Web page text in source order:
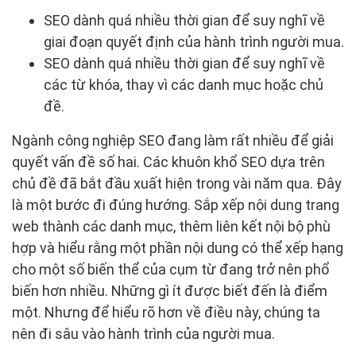
SEO dành quá nhiều thời gian để suy nghĩ về
giai đoạn quyết định của hành trình người mua.
SEO dành quá nhiều thời gian để suy nghĩ về
các từ khóa, thay vì các danh mục hoặc chủ
đề.
Ngành công nghiệp SEO đang làm rất nhiều để giải
quyết vấn đề số hai. Các khuôn khổ SEO dựa trên
chủ đề đã bắt đầu xuất hiện trong vài năm qua. Đây
là một bước đi đúng hướng. Sắp xếp nội dung trang
web thành các danh mục, thêm liên kết nội bộ phù
hợp và hiểu rằng một phần nội dung có thể xếp hạng
cho một số biến thể của cụm từ đang trở nên phổ
biến hơn nhiều. Những gì ít được biết đến là điểm
một. Nhưng để hiểu rõ hơn về điều này, chúng ta
nên đi sâu vào hành trình của người mua.